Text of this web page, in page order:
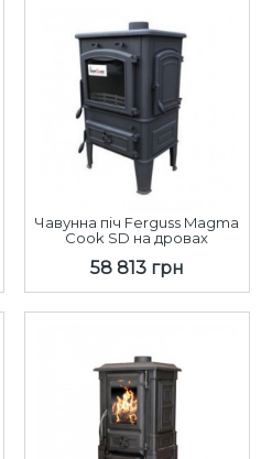
Чавунна піч Ferguss Magma
Cook SD на дровах
58 813 грн